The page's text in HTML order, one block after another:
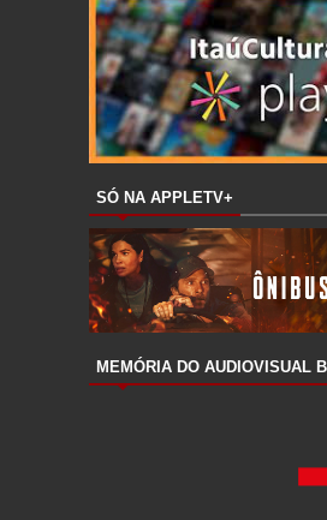
SÓ NA APPLETV+
MEMÓRIA DO AUDIOVISUAL